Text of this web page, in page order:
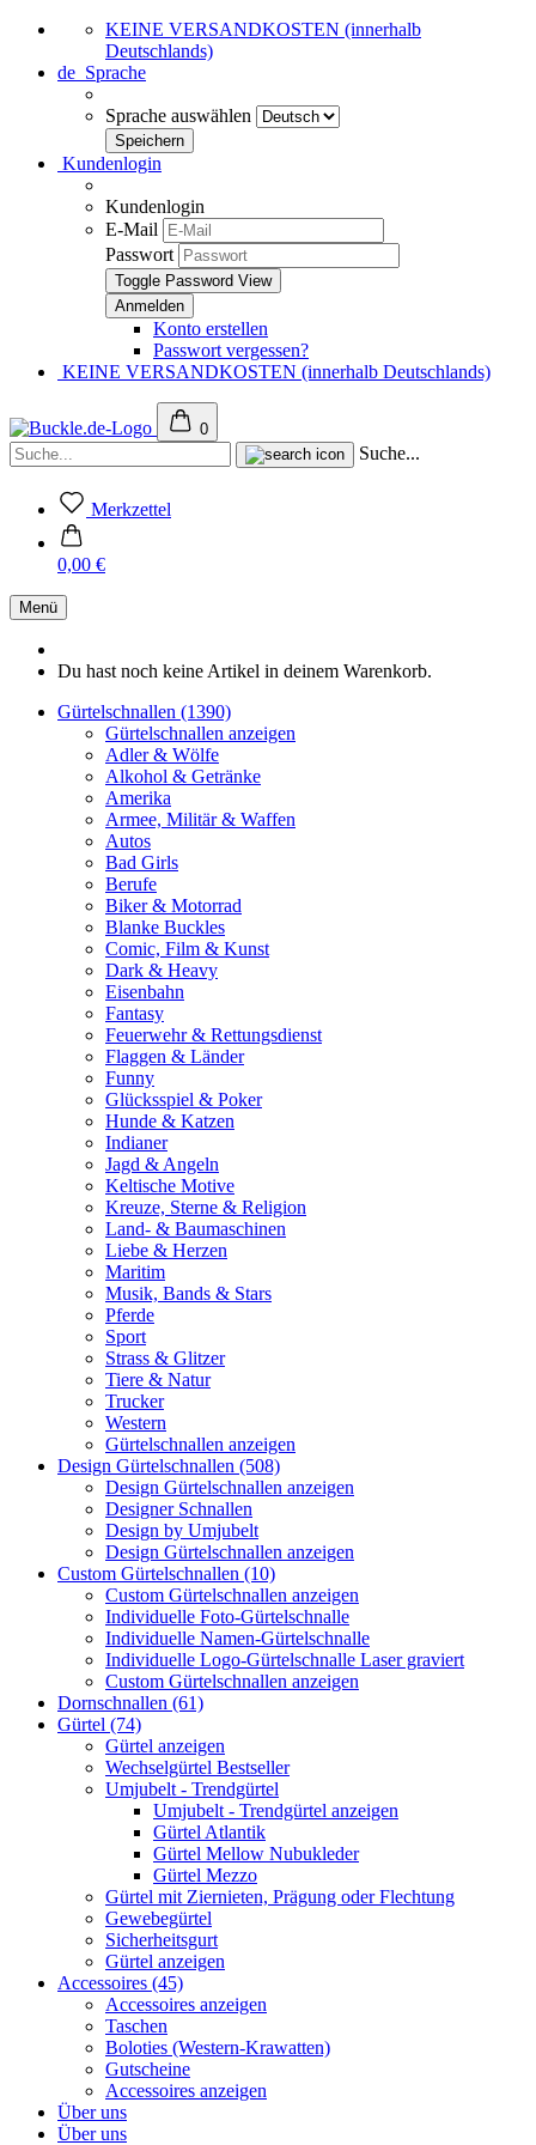
KEINE VERSANDKOSTEN (innerhalb
Deutschlands)
de Sprache
Sprache auswählen
Kundenlogin
Kundenlogin
E-Mail
Passwort
Toggle Password View
Konto erstellen
Passwort vergessen?
KEINE VERSANDKOSTEN (innerhalb Deutschlands)
0
Suche...
Merkzettel
0,00 €
Menü
Du hast noch keine Artikel in deinem Warenkorb.
Gürtelschnallen (1390)
Gürtelschnallen anzeigen
Adler & Wölfe
Alkohol & Getränke
Amerika
Armee, Militär & Waffen
Autos
Bad Girls
Berufe
Biker & Motorrad
Blanke Buckles
Comic, Film & Kunst
Dark & Heavy
Eisenbahn
Fantasy
Feuerwehr & Rettungsdienst
Flaggen & Länder
Funny
Glücksspiel & Poker
Hunde & Katzen
Indianer
Jagd & Angeln
Keltische Motive
Kreuze, Sterne & Religion
Land- & Baumaschinen
Liebe & Herzen
Maritim
Musik, Bands & Stars
Pferde
Sport
Strass & Glitzer
Tiere & Natur
Trucker
Western
Gürtelschnallen anzeigen
Design Gürtelschnallen (508)
Design Gürtelschnallen anzeigen
Designer Schnallen
Design by Umjubelt
Design Gürtelschnallen anzeigen
Custom Gürtelschnallen (10)
Custom Gürtelschnallen anzeigen
Individuelle Foto-Gürtelschnalle
Individuelle Namen-Gürtelschnalle
Individuelle Logo-Gürtelschnalle Laser graviert
Custom Gürtelschnallen anzeigen
Dornschnallen (61)
Gürtel (74)
Gürtel anzeigen
Wechselgürtel Bestseller
Umjubelt - Trendgürtel
Umjubelt - Trendgürtel anzeigen
Gürtel Atlantik
Gürtel Mellow Nubukleder
Gürtel Mezzo
Gürtel mit Ziernieten, Prägung oder Flechtung
Gewebegürtel
Sicherheitsgurt
Gürtel anzeigen
Accessoires (45)
Accessoires anzeigen
Taschen
Boloties (Western-Krawatten)
Gutscheine
Accessoires anzeigen
Über uns
Über uns